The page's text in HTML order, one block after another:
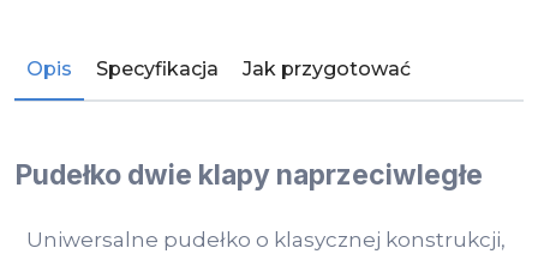
Opis Specyfikacja Jak przygotować
Pudełko dwie klapy naprzeciwległe
Uniwersalne pudełko o klasycznej konstrukcji,